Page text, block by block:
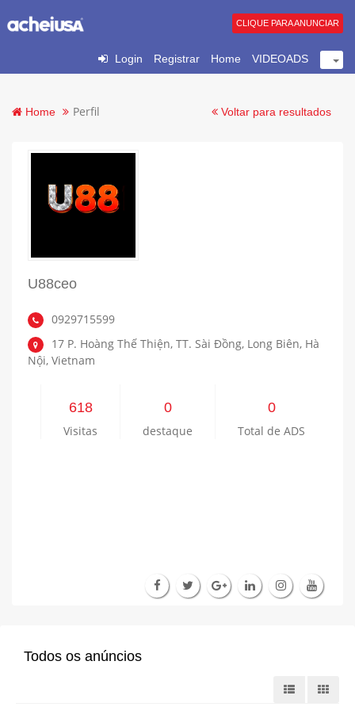
Login Registrar Home VIDEOADS
CLIQUE PARA ANUNCIAR
Home Perfil Voltar para resultados
U88ceo
0929715599
17 P. Hoàng Thế Thiện, TT. Sài Đồng, Long Biên, Hà
Nội, Vietnam
618
Visitas
0
destaque
0
Total de ADS
Todos os anúncios